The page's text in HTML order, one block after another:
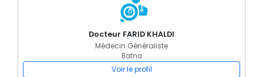
Docteur FARID KHALDI
Médecin Généraliste
Batna
Voir le profil